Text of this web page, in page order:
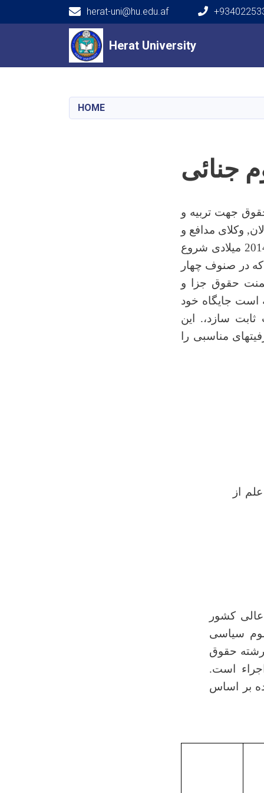
Herat University
herat-uni@hu.edu.af
Main navigation
Herat University
HOME
جنائی
جهت تربیه و
وکلای مدافع و
مشاوین حقوقی) در این پوهنحی از سال 1393 هجری خورشیدی مطابق به 2014 میلادی شروع
در صنوف چهار
حقوق جزا و
است جایگاه خود
سازد،. این
مناسبی را
از
کشور
و علوم سیاسی
رشته حقوق
است.
بر اساس